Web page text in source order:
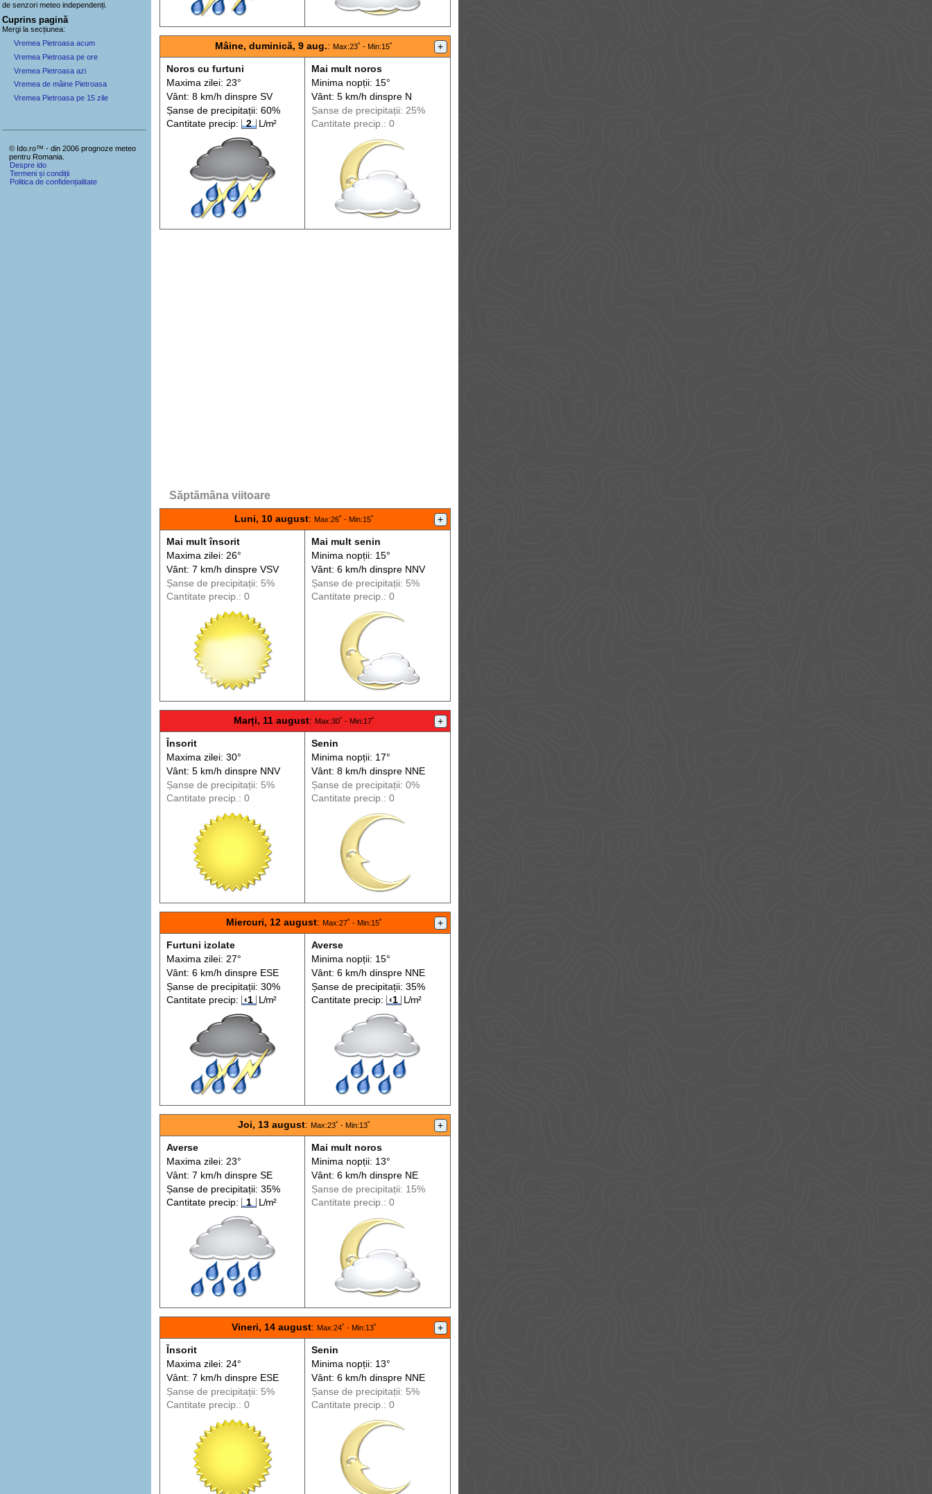
Mâine, duminică, 9 aug.:Max:23˚ - Min:15˚ +
Noros cu furtuni
Maxima zilei: 23°
Vânt: 8 km/h dinspreSV
Șanse de precipitații: 60%
Cantitate precip:
2 L/m²
Mai mult noros
Minima nopții: 15°
Vânt: 5 km/h dinspreN
Șanse de precipitații: 25%
Cantitate precip.: 0
Săptămâna viitoare
Luni, 10 august: Max:26˚ - Min:15˚ +
Mai mult însorit
Maxima zilei: 26°
Vânt: 7 km/h dinspreVSV
Șanse de precipitații: 5%
Cantitate precip.: 0
Mai mult senin
Minima nopții: 15°
Vânt: 6 km/h dinspreNNV
Șanse de precipitații: 5%
Cantitate precip.: 0
Marți, 11 august: Max:30˚ - Min:17˚ +
Însorit
Maxima zilei: 30°
Vânt: 5 km/h dinspreNNV
Șanse de precipitații: 5%
Cantitate precip.: 0
Senin
Minima nopții: 17°
Vânt: 8 km/h dinspreNNE
Șanse de precipitații: 0%
Cantitate precip.: 0
Miercuri, 12 august: Max:27˚ - Min:15˚ +
Furtuni izolate
Maxima zilei: 27°
Vânt: 6 km/h dinspreESE
Șanse de precipitații: 30%
Cantitate precip:
‹1 L/m²
Averse
Minima nopții: 15°
Vânt: 6 km/h dinspreNNE
Șanse de precipitații: 35%
Cantitate precip:
‹1 L/m²
Joi, 13 august: Max:23˚ - Min:13˚ +
Averse
Maxima zilei: 23°
Vânt: 7 km/h dinspreSE
Șanse de precipitații: 35%
Cantitate precip:
1 L/m²
Mai mult noros
Minima nopții: 13°
Vânt: 6 km/h dinspreNE
Șanse de precipitații: 15%
Cantitate precip.: 0
Vineri, 14 august: Max:24˚ - Min:13˚ +
Însorit
Maxima zilei: 24°
Vânt: 7 km/h dinspreESE
Șanse de precipitații: 5%
Cantitate precip.: 0
Senin
Minima nopții: 13°
Vânt: 6 km/h dinspreNNE
Șanse de precipitații: 5%
Cantitate precip.: 0
de senzori meteoindependenți.
Cuprins pagină
Mergi la secțiunea:
Vremea Pietroasa acum
Vremea Pietroasa pe ore
Vremea Pietroasa azi
Vremea de mâine Pietroasa
Vremea Pietroasa pe 15 zile
© Ido.ro™ - din 2006 prognoze meteo
pentru Romania.
Despre ido
Termeni și condiții
Politica de confidențialitate